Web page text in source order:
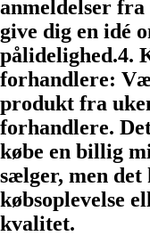
anmeldelser
give dig en idé
pålidelighed.4.
forhandlere:
produkt fra
forhandlere.
købe en billig
sælger, men
købsoplevelse
kvalitet.